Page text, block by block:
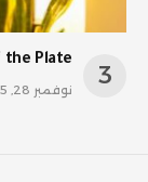
the Plate
نوفمبر 28, 2025